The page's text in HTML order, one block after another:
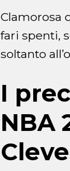
Clamorosa
fari spenti,
soltanto
I
NBA